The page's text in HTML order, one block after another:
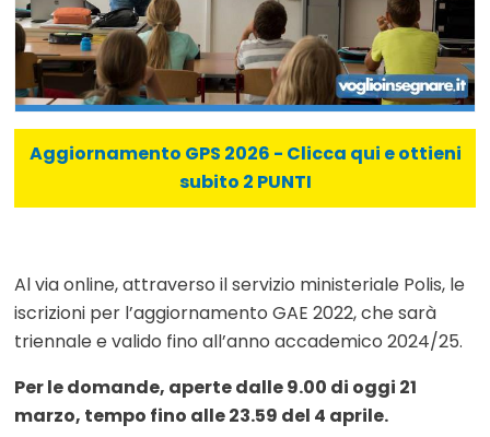
Aggiornamento GPS 2026 - Clicca qui e ottieni
subito 2 PUNTI
Al via online, attraverso il servizio ministeriale Polis, le
iscrizioni per l’aggiornamento GAE 2022, che sarà
triennale e valido fino all’anno accademico 2024/25.
Per le domande, aperte dalle 9.00 di oggi 21
marzo, tempo fino alle 23.59 del 4 aprile.